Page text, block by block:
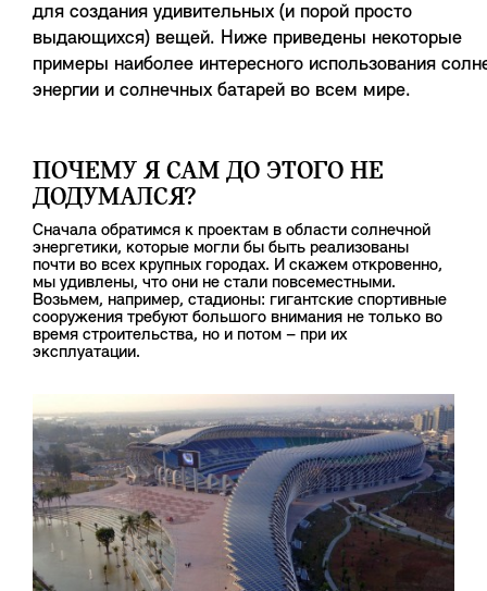
для создания удивительных (и порой просто
выдающихся) вещей. Ниже приведены некоторые
примеры наиболее интересного использования
энергии и солнечных батарей во всем мире.
ПОЧЕМУ Я САМ ДО ЭТОГО НЕ
ДОДУМАЛСЯ?
Сначала обратимся к проектам в области солнечной
энергетики, которые могли бы быть реализованы
почти во всех крупных городах. И скажем откровенно,
мы удивлены, что они не стали повсеместными.
Возьмем, например, стадионы: гигантские спортивные
сооружения требуют большого внимания не только во
время строительства, но и потом – при их
эксплуатации.